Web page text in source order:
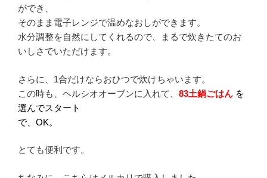
ができ、
そのまま電子レンジで温めなおしができます。
水分調整を自然にしてくれるので、まるで炊きたてのお
いしさでいただけます。
さらに、1合だけならおひつで炊けちゃいます。
この時も、ヘルシオオーブンに入れて、 83土鍋ごはん を
選んでスタート
で、OK。
とても便利です。